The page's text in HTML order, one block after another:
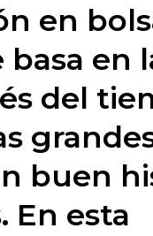
en
en
del
buen
En esta